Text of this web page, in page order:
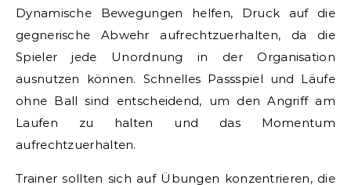
Dynamische Bewegungen helfen, Druck auf die
gegnerische Abwehr aufrechtzuerhalten, da die
Spieler jede Unordnung in der Organisation
ausnutzen können. Schnelles Passspiel und Läufe
ohne Ball sind entscheidend, um den Angriff am
Laufen zu halten und das Momentum
aufrechtzuerhalten.
Trainer sollten sich auf Übungen konzentrieren, die